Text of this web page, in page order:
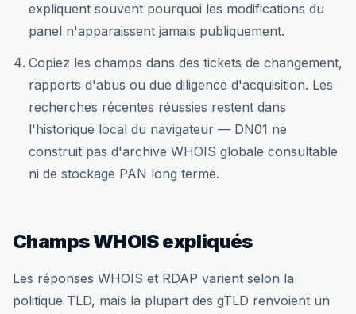
expliquent souvent pourquoi les modifications du
panel n'apparaissent jamais publiquement.
Copiez les champs dans des tickets de changement,
rapports d'abus ou due diligence d'acquisition. Les
recherches récentes réussies restent dans
l'historique local du navigateur — DN01 ne
construit pas d'archive WHOIS globale consultable
ni de stockage PAN long terme.
Champs WHOIS expliqués
Les réponses WHOIS et RDAP varient selon la
politique TLD, mais la plupart des gTLD renvoient un